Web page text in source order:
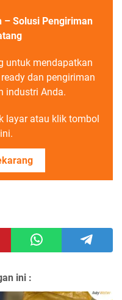
– Solusi Pengiriman
untuk mendapatkan
dan pengiriman
industri Anda.
layar atau klik tombol
ini :